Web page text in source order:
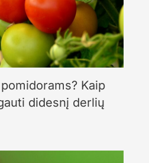
Kaip
didesnį derlių